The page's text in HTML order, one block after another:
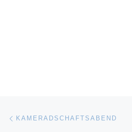
Beitragsnavigation
KAMERADSCHAFTSABEND